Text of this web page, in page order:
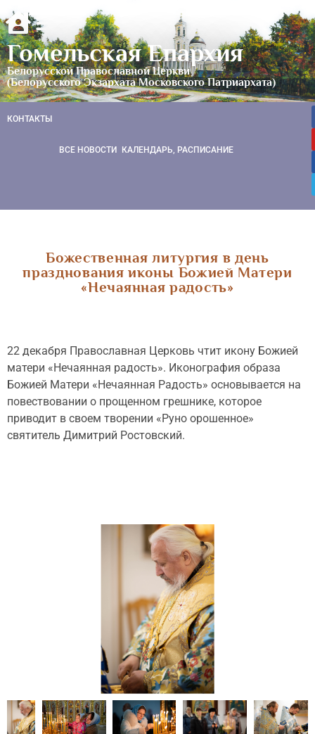
Гомельская Епархия
Белорусской Православной Церкви
(Белорусского Экзархата Московского Патриархата)
КОНТАКТЫ
ВСЕ НОВОСТИ КАЛЕНДАРЬ, РАСПИСАНИЕ
Божественная литургия в день
празднования иконы Божией Матери
«Нечаянная радость»
22 декабря Православная Церковь чтит икону Божией
матери «Нечаянная радость». Иконография образа
Божией Матери «Нечаянная Радость» основывается на
повествовании о прощенном грешнике, которое
приводит в своем творении «Руно орошенное»
святитель Димитрий Ростовский.